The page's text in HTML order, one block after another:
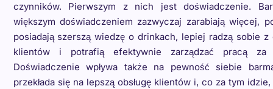
czynników. Pierwszym z nich jest doświadczenie.
większym doświadczeniem zazwyczaj zarabiają więcej,
posiadają szerszą wiedzę o drinkach, lepiej radzą sobie z
klientów i potrafią efektywnie zarządzać pracą za
Doświadczenie wpływa także na pewność siebie
przekłada się na lepszą obsługę klientów i, co za tym